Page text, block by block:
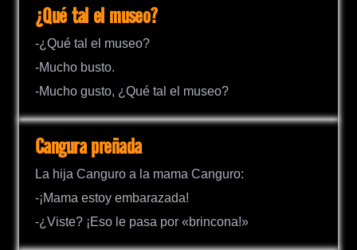
¿Qué tal el museo?
-¿Qué tal el museo?
-Mucho busto.
-Mucho gusto, ¿Qué tal el museo?
Cangura preñada
La hija Canguro a la mama Canguro:
-¡Mama estoy embarazada!
-¿Viste? ¡Eso le pasa por «brincona!»